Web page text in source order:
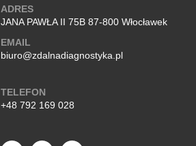
ADRES
JANA PAWŁA II 75B 87-800 Włocławek
EMAIL
biuro@zdalnadiagnostyka.pl
TELEFON
+48 792 169 028